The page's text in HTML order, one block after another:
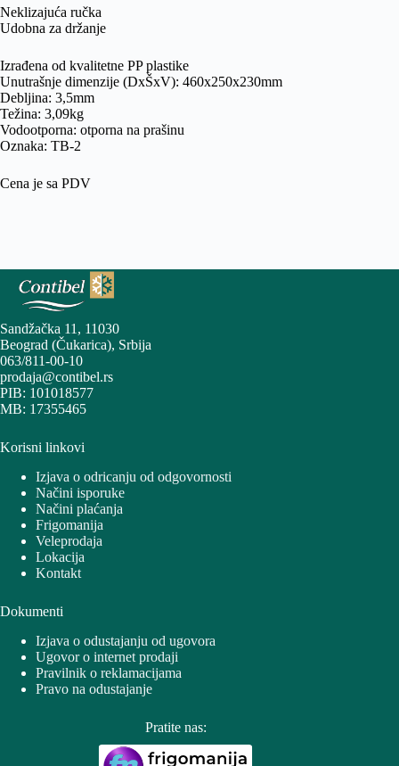
Neklizajuća ručka
Udobna za držanje
Izrađena od kvalitetne PP plastike
Unutrašnje dimenzije (DxŠxV): 460x250x230mm
Debljina: 3,5mm
Težina: 3,09kg
Vodootporna: otporna na prašinu
Oznaka: TB-2
Cena je sa PDV
Sandžačka 11, 11030
Beograd (Čukarica), Srbija
063/811-00-10
prodaja@contibel.rs
PIB: 101018577
MB: 17355465
Korisni linkovi
Izjava o odricanju od odgovornosti
Načini isporuke
Načini plaćanja
Frigomanija
Veleprodaja
Lokacija
Kontakt
Dokumenti
Izjava o odustajanju od ugovora
Ugovor o internet prodaji
Pravilnik o reklamacijama
Pravo na odustajanje
Pratite nas: